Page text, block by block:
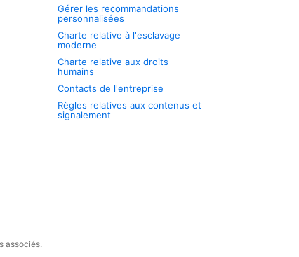
Gérer les recommandations
personnalisées
Charte relative à l'esclavage
moderne
Charte relative aux droits
humains
Contacts de l'entreprise
Règles relatives aux contenus et
signalement
associés.